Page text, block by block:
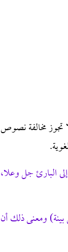
تجوز مخالفة نصوص
إلى البارئ جل وعلا،
ومعنى ذلك أن